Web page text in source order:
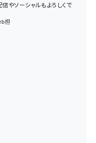
やソーシャルもよろしくで
担